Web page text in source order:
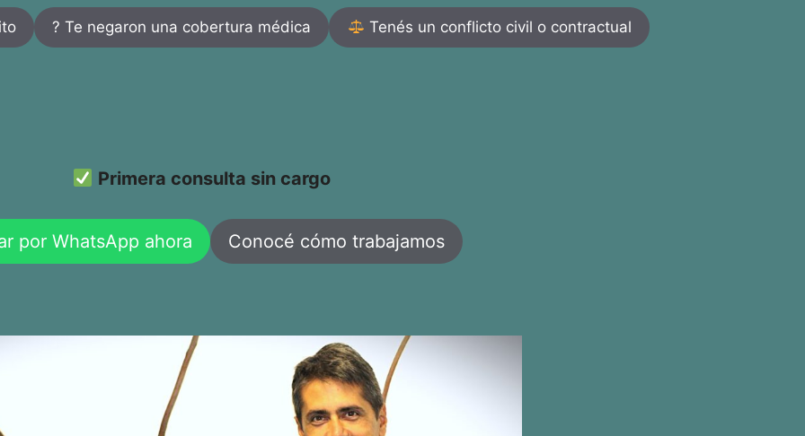
? Te negaron una cobertura médica Tenés un conflicto civil o contractual
Primera consulta sin cargo
por WhatsApp ahora Conocé cómo trabajamos